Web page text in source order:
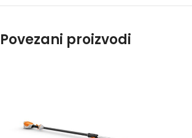
Povezani proizvodi